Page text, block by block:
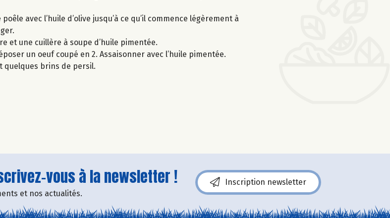
avec l’huile d’olive jusqu’à ce qu’il commence légèrement à
et une cuillère à soupe d’huile pimentée.
un oeuf coupé en 2. Assaisonner avec l’huile pimentée.
quelques brins de persil.
vous à la newsletter !
et nos actualités.
Inscription newsletter